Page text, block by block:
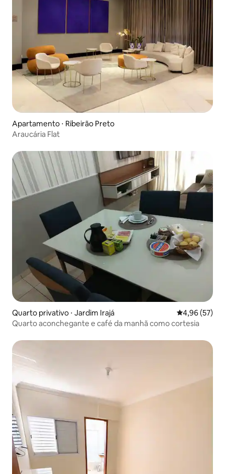
Apartamento ⋅ Ribeirão Preto
Araucária Flat
Quarto privativo ⋅ Jardim Irajá 4,96 de uma
4,96 (57)
Quarto aconchegante e café da manhã como cortesia